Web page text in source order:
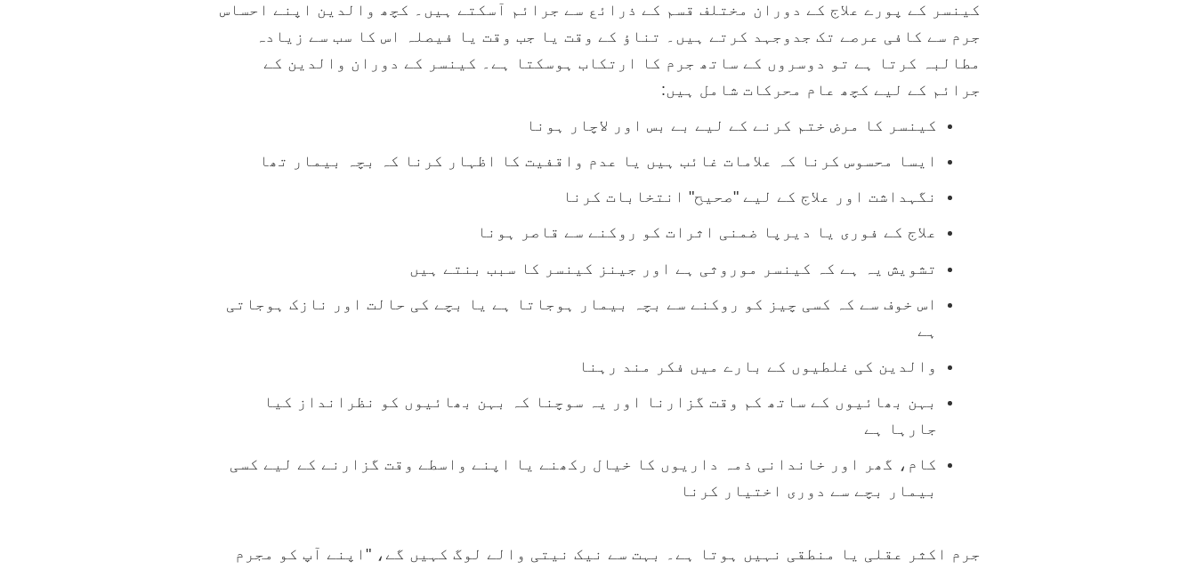
کینسر کے پورے علاج کے دوران مختلف قسم کے ذرائع سے جرائم آسکتے ہیں۔ کچھ والدین اپنے احساس
جرم سے کافی عرصے تک جدوجہد کرتے ہیں۔ تناؤ کے وقت یا جب وقت یا فیصلہ اس کا سب سے زیادہ
مطالبہ کرتا ہے تو دوسروں کے ساتھ جرم کا ارتکاب ہوسکتا ہے۔ کینسر کے دوران والدین کے
جرائم کے لیے کچھ عام محرکات شامل ہیں:
کینسر کا مرض ختم کرنے کے لیے بے بس اور لاچار ہونا
ایسا محسوس کرنا کہ علامات غائب ہیں یا عدم واقفیت کا اظہار کرنا کہ بچہ بیمار تھا
نگہداشت اور علاج کے لیے "صحیح" انتخابات کرنا
علاج کے فوری یا دیرپا ضمنی اثرات کو روکنے سے قاصر ہونا
تشویش یہ ہے کہ کینسر موروثی ہے اور جینز کینسر کا سبب بنتے ہیں
اس خوف سے کہ کسی چیز کو روکنے سے بچہ بیمار ہوجاتا ہے یا بچے کی حالت اور نازک ہوجاتی
ہے
والدین کی غلطیوں کے بارے میں فکر مند رہنا
بہن بھائیوں کے ساتھ کم وقت گزارنا اور یہ سوچنا کہ بہن بھائیوں کو نظرانداز کیا
جارہا ہے
کام، گھر اور خاندانی ذمہ داریوں کا خیال رکھنے یا اپنے واسطے وقت گزارنے کے لیے کسی
بیمار بچے سے دوری اختیار کرنا
جرم اکثر عقلی یا منطقی نہیں ہوتا ہے۔ بہت سے نیک نیتی والے لوگ کہیں گے، "اپنے آپ کو مجرم